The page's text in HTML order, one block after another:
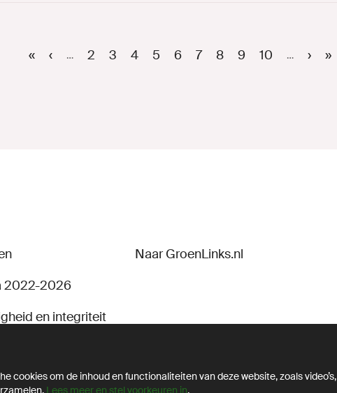
cookies om de inhoud en functionaliteiten van deze website, zoals video’s,
Lees meer en stel voorkeuren in.
Eerste
«
Vorige
‹ … Page
2 Page
3 Page
4 Page
5
Huidige
6 Page
7 Page
8 Page
9 Page
10 … › »
2022-2026
en integriteit
Naar GroenLinks.nl